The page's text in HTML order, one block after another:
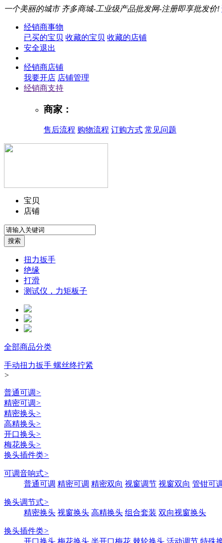
一个美丽的城市 齐多商城-工业级产品批发网-注册即享批发价!
经销商事物
已买的宝贝 收藏的宝贝 收藏的店铺
安全退出
经销商店铺
我要开店 店铺管理
经销商支持
商家：
售后流程 购物流程 订购方式 常见问题
宝贝
店铺
扭力扳手
绝缘
打滑
测试仪，力矩板子
全部商品分类
手动扭力扳手 螺丝终拧紧
>
普通可调>
精密可调>
精密换头>
高精换头>
开口换头>
梅花换头>
换头插件类>
可调音响式>
普通可调 精密可调 精密双向 视窗调节 视窗双向 管钳可
换头调节式>
精密换头 视窗换头 高精换头 组合套装 双向视窗换头
换头插件类>